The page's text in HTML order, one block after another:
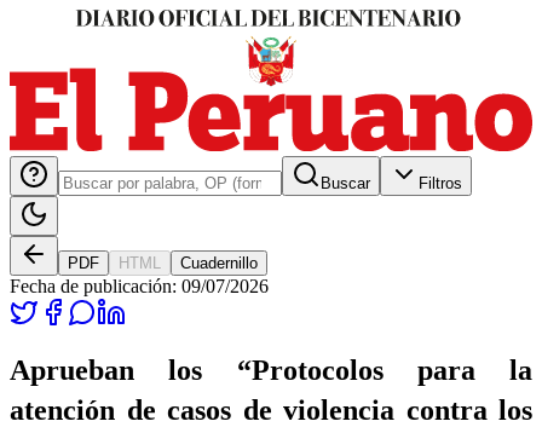
Buscar Filtros
PDF HTML Cuadernillo
Fecha de publicación: 09/07/2026
Aprueban los “Protocolos para la
atención de casos de violencia contra los